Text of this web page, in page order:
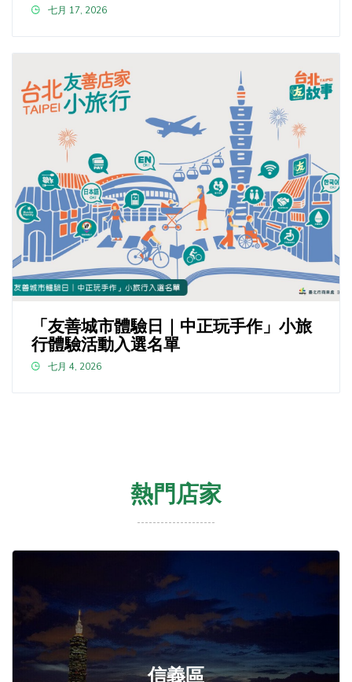
七月 17, 2026
「友善城市體驗日｜中正玩手作」小旅
行體驗活動入選名單
七月 4, 2026
熱門店家
信義區